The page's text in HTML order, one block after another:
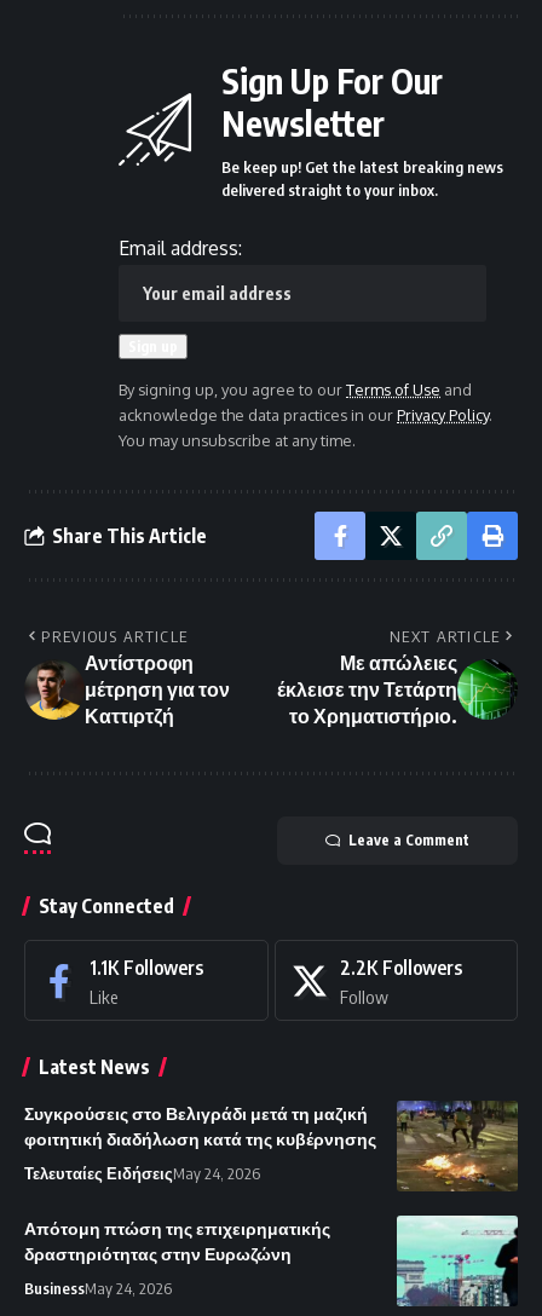
Sign Up For Our
Newsletter
Be keep up! Get the latest breaking news
delivered straight to your inbox.
Email address:
By signing up, you agree to ourTerms of Use and
acknowledge the data practices in ourPrivacy Policy.
You may unsubscribe at any time.
Share This Article
PREVIOUS ARTICLE
Αντίστροφη
μέτρηση για τον
Καττιρτζή
NEXT ARTICLE
Με απώλειες
έκλεισε την Τετάρτη
το Χρηματιστήριο.
Leave a Comment
Stay Connected
1.1K Followers
Like
2.2K Followers
Follow
Latest News
Συγκρούσεις στο Βελιγράδι μετά τη μαζική
φοιτητική διαδήλωση κατά της κυβέρνησης
Τελευταίες ΕιδήσειςMay 24, 2026
Απότομη πτώση της επιχειρηματικής
δραστηριότητας στην Ευρωζώνη
BusinessMay 24, 2026